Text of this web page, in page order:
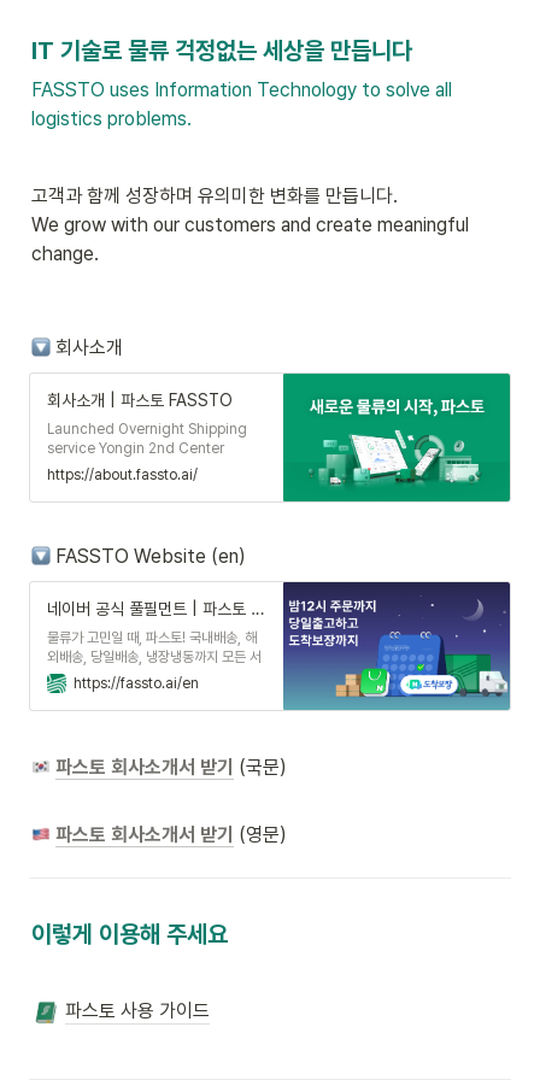
IT 기술로 물류 걱정없는 세상을 만듭니다
FASSTO uses Information Technology to solve all
logistics problems.
고객과 함께 성장하며 유의미한 변화를 만듭니다.
We grow with our customers and create meaningful
change.
회사소개
회사소개 | 파스토 FASSTO
Launched Overnight Shipping
service Yongin 2nd Center
announced Grade 1 Certification
in Smart Logistics Center
Signed MOU with Motion2AI
service Acquired Grade A in
Inno-Biz, hosted by the Ministry
of SMEs and Startups UPS
international express shipping
service offered Automated
Order Processing with Shopee
Yongin 1st Center
https://about.fassto.ai/
FASSTO Website (en)
네이버 공식 풀필먼트 | 파스토 FASSTO
물류가 고민일 때, 파스토! 국내배송, 해
외배송, 당일배송, 냉장냉동까지 모든 서
비스 자동화. 언제 어디서나 가장 편리한
풀필먼트.
https://fassto.ai/en
파스토 회사소개서 받기 (국문)
파스토 회사소개서 받기 (영문)
이렇게 이용해 주세요
파스토 사용 가이드